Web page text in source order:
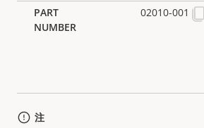
02010-001
注